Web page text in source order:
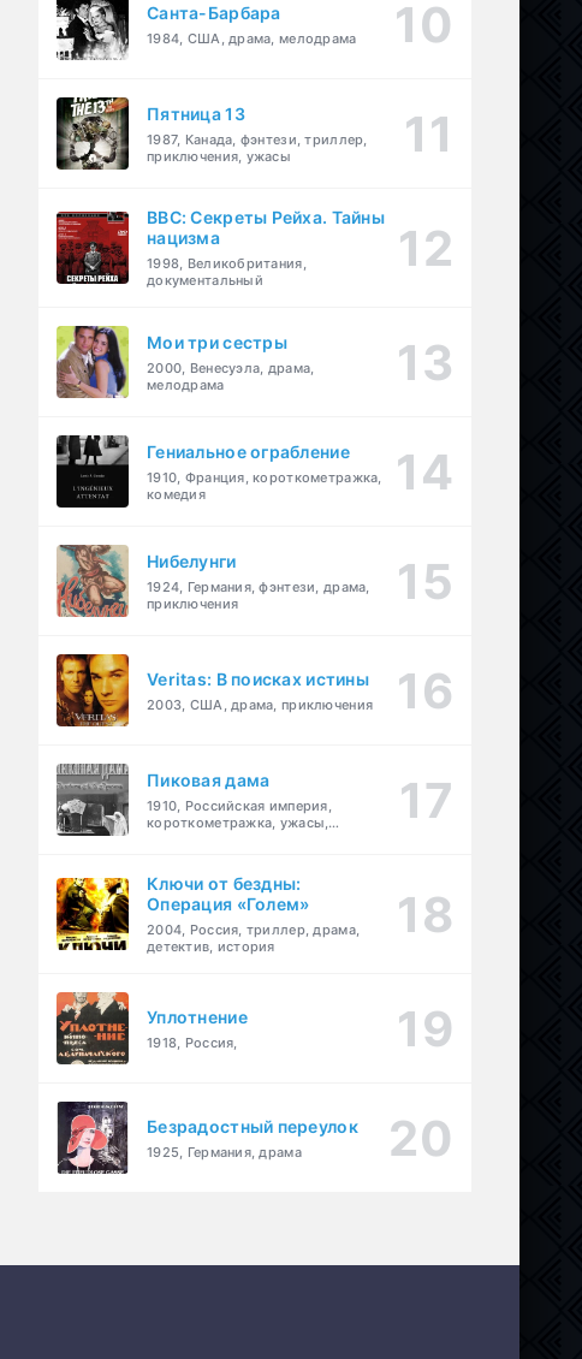
Санта-Барбара
1984, США, драма, мелодрама
Пятница 13
1987, Канада, фэнтези, триллер,
приключения, ужасы
BBC: Секреты Рейха. Тайны
нацизма
1998, Великобритания,
документальный
Мои три сестры
2000, Венесуэла, драма,
мелодрама
Гениальное ограбление
1910, Франция, короткометражка,
комедия
Нибелунги
1924, Германия, фэнтези, драма,
приключения
Veritas: В поисках истины
2003, США, драма, приключения
Пиковая дама
1910, Российская империя,
короткометражка, ужасы,
Ключи от бездны:
Операция «Голем»
2004, Россия, триллер, драма,
детектив, история
Уплотнение
1918, Россия,
Безрадостный переулок
1925, Германия, драма